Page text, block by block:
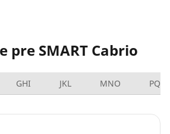
pre SMART Cabrio
GHI JKL MNO PQRS